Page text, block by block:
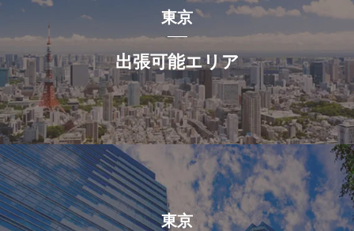
東京
出張可能エリア
東京